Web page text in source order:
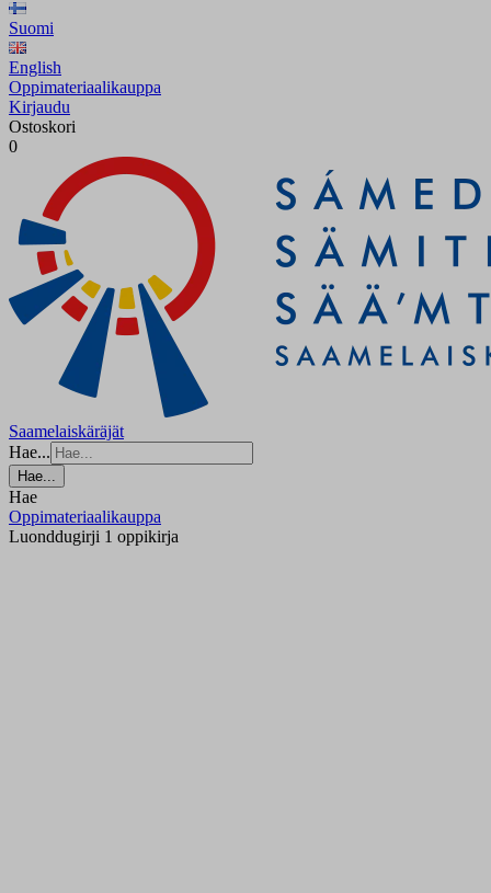
Suomi
English
Oppimateriaalikauppa
Kirjaudu
Ostoskori
0
Saamelaiskäräjät
Hae...
Hae...
Hae
Oppimateriaalikauppa
Luonddugirji 1 oppikirja